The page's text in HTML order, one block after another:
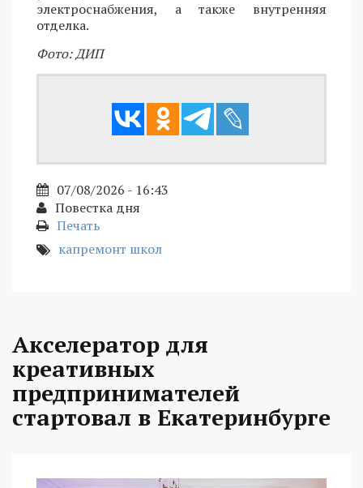
электроснабжения, а также внутренняя
отделка.
Фото: ДИП
07/08/2026 - 16:43
Повестка дня
Печать
капремонт школ
Акселератор для
креативных
предпринимателей
стартовал в Екатеринбурге